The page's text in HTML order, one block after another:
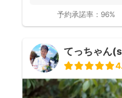
予約承諾率： 96%
てっちゃん